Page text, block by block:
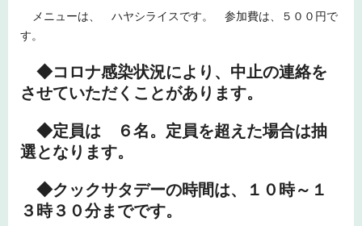
メニューは、 ハヤシライスです。 参加費は、５００円で
す。
◆コロナ感染状況により、中止の連絡を
させていただくことがあります。
◆定員は ６名。定員を超えた場合は抽
選となります。
◆クックサタデーの時間は、１０時～１
３時３０分までです。